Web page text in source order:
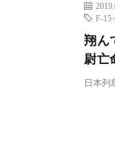
F-15
翔ん
尉亡
日本列